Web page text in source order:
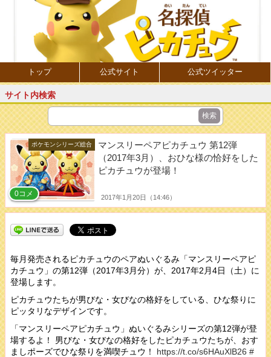
トップ 公式サイト 公式ツイッター
サイト内検索
ポケモンシリーズ総合
2017年1月20日（14:46）
マンスリーペアピカチュウ 第12弾
（2017年3月）、おひな様の恰好をした
ピカチュウが登場！
0コメ
毎月発売されるピカチュウのペアぬいぐるみ「マンスリーペアピ
カチュウ」の第12弾（2017年3月分）が、2017年2月4日（土）に
登場します。
ピカチュウたちが男びな・女びなの格好をしている、ひな祭りに
ピッタリなデザインです。
「マンスリーペアピカチュウ」ぬいぐるみシリーズの第12弾が登
場するよ！ 男びな・女びなの格好をしたピカチュウたちが、おす
ましポーズでひな祭りを満喫チュウ！ https://t.co/s6HAuXlB26 #